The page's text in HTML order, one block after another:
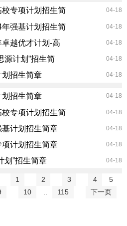
04-18
专项计划招生简
04-18
强基计划招生简
04-18
越优才计划-高
04-18
源计划”招生简
04-18
招生简章
04-18
招生简章
04-18
专项计划招生简
04-18
计划招生简章
04-18
计划招生简章
04-18
划”招生简章
1 2 3 4
5
10 .. 115 下一页